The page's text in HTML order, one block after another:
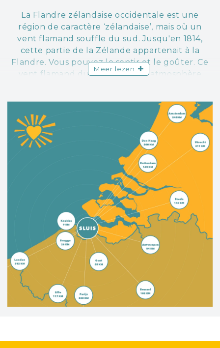
La Flandre zélandaise occidentale est une
région de caractère ‘zélandaise’, mais où un
vent flamand souffle du sud. Jusqu'en 1814,
cette partie de la Zélande appartenait à la
Flandre. Vous pouvez le sentir et le goûter. Ce
vent flamand du sud crée une atmosphère
La Flandre zélandaise occidentale offre le
meilleur des deux mondes. Une histoire
culturelle riche, des villes et villages
pittoresques, des kilomètres de plages de sable,
des jolies pistes cyclables, une nature sauvage,
tout est là.
Meer lezen